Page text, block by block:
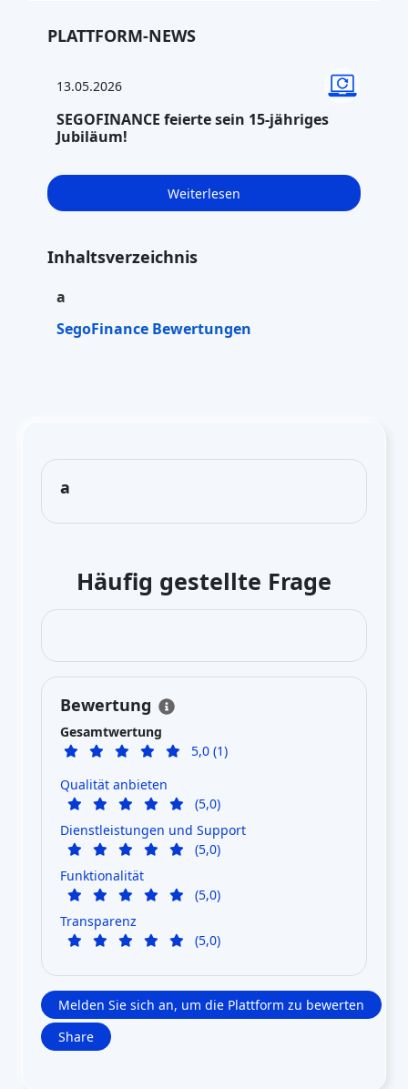
PLATTFORM-NEWS
13.05.2026
SEGOFINANCE feierte sein 15-jähriges
Jubiläum!
Weiterlesen
Inhaltsverzeichnis
a
SegoFinance Bewertungen
a
Häufig gestellte Frage
Bewertung
Gesamtwertung
5,0 (1)
Qualität anbieten
(5,0)
Dienstleistungen und Support
(5,0)
Funktionalität
(5,0)
Transparenz
(5,0)
Melden Sie sich an, um die Plattform zu bewerten
Share